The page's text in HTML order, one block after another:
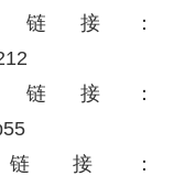
接：
接：
接：